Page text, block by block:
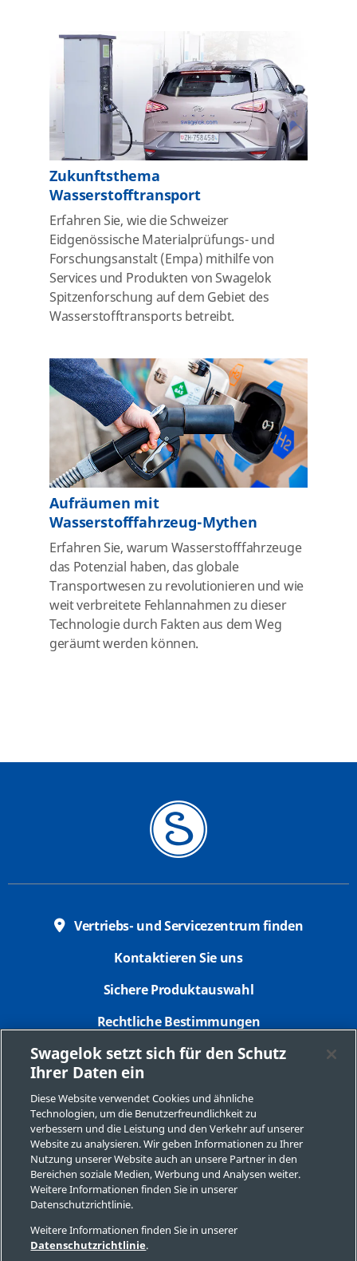
Zukunftsthema
Wasserstofftransport
Erfahren Sie, wie die Schweizer
Eidgenössische Materialprüfungs- und
Forschungsanstalt (Empa) mithilfe von
Services und Produkten von Swagelok
Spitzenforschung auf dem Gebiet des
Wasserstofftransports betreibt.
Aufräumen mit
Wasserstofffahrzeug-Mythen
Erfahren Sie, warum Wasserstofffahrzeuge
das Potenzial haben, das globale
Transportwesen zu revolutionieren und wie
weit verbreitete Fehlannahmen zu dieser
Technologie durch Fakten aus dem Weg
geräumt werden können.
Vertriebs- und Servicezentrum finden
Kontaktieren Sie uns
Sichere Produktauswahl
Rechtliche Bestimmungen
Datenschutzbestimmungen
Seitenverzeichnis
Cookie-Präferenzen
Meine personenbezogenen Informationen nicht
verkaufen oder mit anderen teilen
Swagelok setzt sich für den Schutz
Ihrer Daten ein
Diese Website verwendet Cookies und ähnliche
Technologien, um die Benutzerfreundlichkeit zu
verbessern und die Leistung und den Verkehr auf unserer
Website zu analysieren. Wir geben Informationen zu Ihrer
Nutzung unserer Website auch an unsere Partner in den
Bereichen soziale Medien, Werbung und Analysen weiter.
Weitere Informationen finden Sie in unserer
Datenschutzrichtlinie.
Weitere Informationen finden Sie in unserer
Datenschutzrichtlinie.